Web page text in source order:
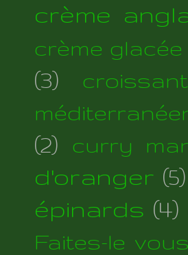
crème
crème
(3)
(2)
curry
d'oranger (5)
épinards (4)
Faites-le